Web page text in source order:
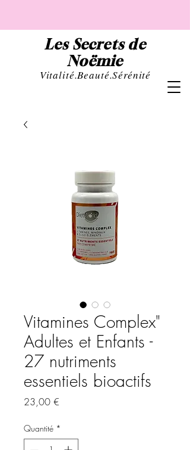
Les Secrets de
Noëmie
Vitalité.Beauté.Sérénité
Vitamines Complex"
Adultes et Enfants -
27 nutriments
essentiels bioactifs
23,00 €
Quantité *